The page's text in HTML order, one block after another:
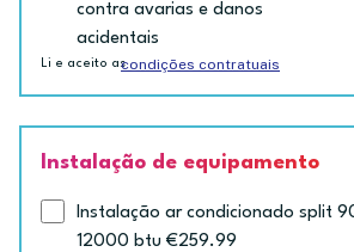
contra avarias e danos
acidentais
Li e aceito ascondições contratuais
Instalação de equipamento
Instalação ar condicionado split
12000 btu €259.99